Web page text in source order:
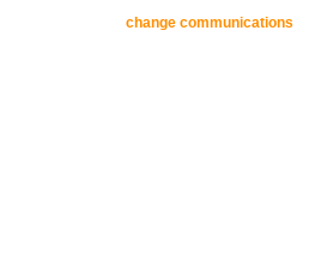
change communications